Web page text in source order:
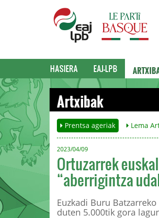
HASIERA EAJ-LPB
Artxibak
Prentsa ageriak Lema
2023/04/09
Ortuzarrek
“aberrigintza
Euzkadi Buru
duten 5.000tik gora